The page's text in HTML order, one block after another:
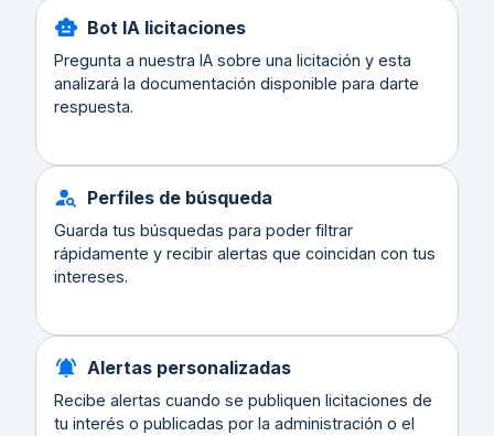
Bot IA licitaciones
Pregunta a nuestra IA sobre una licitación y esta
analizará la documentación disponible para darte
respuesta.
Perfiles de búsqueda
Guarda tus búsquedas para poder filtrar
rápidamente y recibir alertas que coincidan con tus
intereses.
Alertas personalizadas
Recibe alertas cuando se publiquen licitaciones de
tu interés o publicadas por la administración o el